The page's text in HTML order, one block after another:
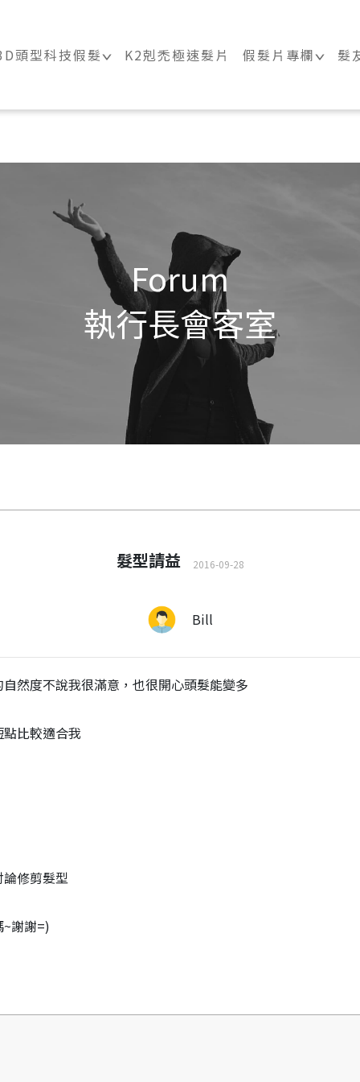
頭型科技假髮 K2剋禿極速髮片 假髮片專欄 髮
Forum
執行長會客室
髮型請益 2016-09-28
Bill
然度不說我很滿意，也很開心頭髮能變多
比較適合我
修剪髮型
謝謝=)